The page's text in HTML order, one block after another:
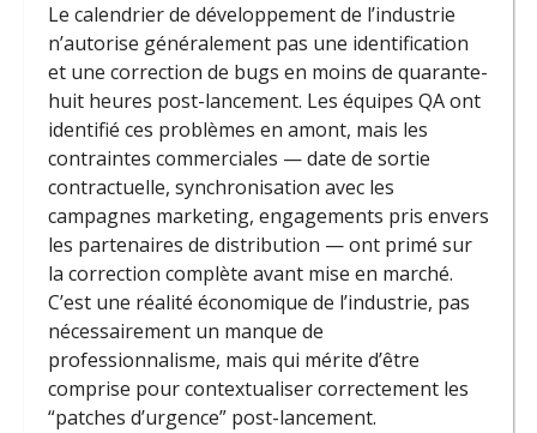
Le calendrier de développement de l’industrie
n’autorise généralement pas une identification
et une correction de bugs en moins de quarante-
huit heures post-lancement. Les équipes QA ont
identifié ces problèmes en amont, mais les
contraintes commerciales — date de sortie
contractuelle, synchronisation avec les
campagnes marketing, engagements pris envers
les partenaires de distribution — ont primé sur
la correction complète avant mise en marché.
C’est une réalité économique de l’industrie, pas
nécessairement un manque de
professionnalisme, mais qui mérite d’être
comprise pour contextualiser correctement les
“patches d’urgence” post-lancement.